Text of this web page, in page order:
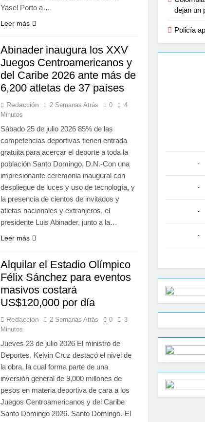
Yasel Porto a…
Leer más
Abinader inaugura los XXV
Juegos Centroamericanos y
del Caribe 2026 ante más de
6,200 atletas de 37 países
Redacción 2 Semanas Atrás 0
4
Minutos
Sábado 25 de julio 2026 85% de las
competencias deportivas tienen entrada
gratuita para acercar el deporte a toda la
población Santo Domingo, D.N.-Con una
impresionante ceremonia inaugural con
despliegue de luces y uso de tecnología, y
la presencia de cientos de invitados y
atletas nacionales y extranjeros, el
presidente Luis Abinader, junto a la…
Leer más
Alquilar el Estadio Olímpico
Félix Sánchez para eventos
masivos costará
US$120,000 por día
Redacción 2 Semanas Atrás 0
3
Minutos
Jueves 23 de julio 2026 El ministro de
Deportes, Kelvin Cruz destacó el nivel de
la obra, la cual forma parte de una
inversión general de 9,000 millones de
pesos en materia deportiva de cara a los
Juegos Centroamericanos y del Caribe
Santo Domingo 2026. Santo Domingo.-El
dejan un
Policía
-
-
-
-